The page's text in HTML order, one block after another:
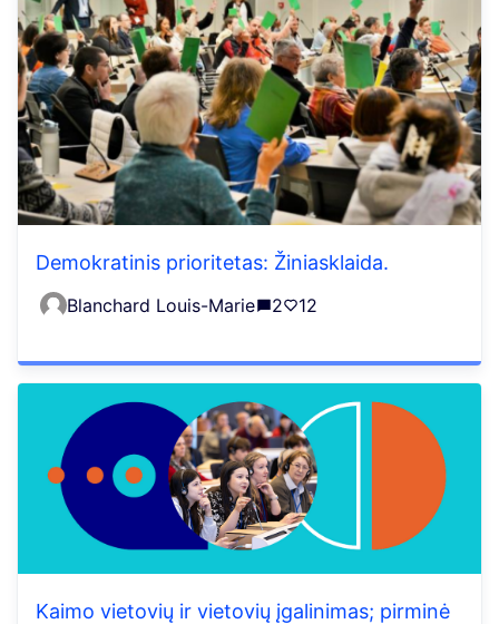
Demokratinis prioritetas: Žiniasklaida.
Blanchard Louis-Marie 2 12
Kaimo vietovių ir vietovių įgalinimas; pirminė